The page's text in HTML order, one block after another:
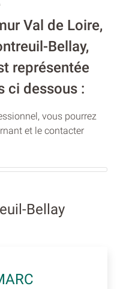
Val de Loire,
Bellay,
représentée
ci dessous :
vous pourrez
et le contacter
Bellay